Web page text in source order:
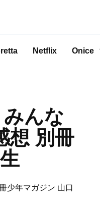
Netflix Onice
んな
想 別冊